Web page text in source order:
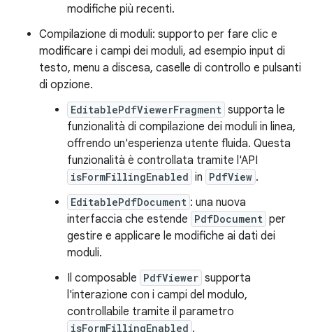
modifiche più recenti.
Compilazione di moduli: supporto per fare clic e
modificare i campi dei moduli, ad esempio input di
testo, menu a discesa, caselle di controllo e pulsanti
di opzione.
EditablePdfViewerFragment supporta le
funzionalità di compilazione dei moduli in linea,
offrendo un'esperienza utente fluida. Questa
funzionalità è controllata tramite l'API
isFormFillingEnabled in PdfView .
EditablePdfDocument : una nuova
interfaccia che estende PdfDocument per
gestire e applicare le modifiche ai dati dei
moduli.
Il composable PdfViewer supporta
l'interazione con i campi del modulo,
controllabile tramite il parametro
isFormFillingEnabled .